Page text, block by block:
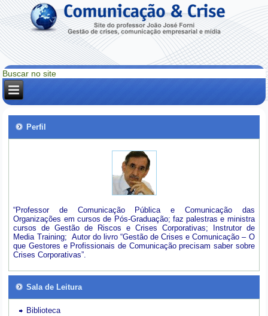
Perfil
“Professor de Comunicação Pública e Comunicação das
Organizações em cursos de Pós-Graduação; faz palestras e ministra
cursos de Gestão de Riscos e Crises Corporativas; Instrutor de
Media Training; Autor do livro “Gestão de Crises e Comunicação – O
que Gestores e Profissionais de Comunicação precisam saber sobre
Crises Corporativas”.
Sala de Leitura
Biblioteca